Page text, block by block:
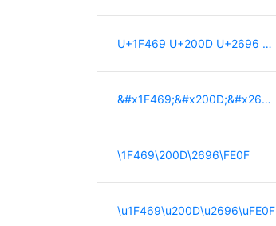
U+1F469 U+200D U+2696 U+FE0F
&#x1F469;&#x200D;&#x2696;&#xFE0F;
\1F469\200D\2696\FE0F
\u1F469\u200D\u2696\uFE0F